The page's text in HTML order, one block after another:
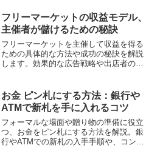
ーズに合った方法で、自動車税をお得に
支払いましょう。
フリーマーケットの収益モデル、
主催者が儲けるための秘訣
フリーマーケットを主催して収益を得る
ための具体的な方法や成功の秘訣を解説
します。効果的な広告戦略や出店者の募
が成功するお手伝いをします。
お金 ピン札にする方法：銀行や
ATMで新札を手に入れるコツ
フォーマルな場面や贈り物の準備に役立
つ、お金をピン札にする方法を解説。銀
行やATMでの新札の入手手順や、コンビ